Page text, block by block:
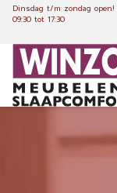
Dinsdag t/m zondag open!
09:30 tot 17:30